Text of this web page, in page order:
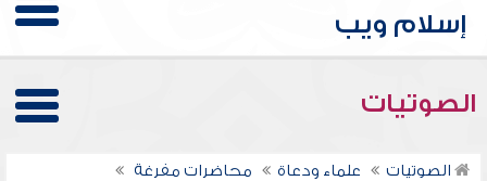
الصوتيات
الصوتيات علماء ودعاة
محاضرات مفرغة